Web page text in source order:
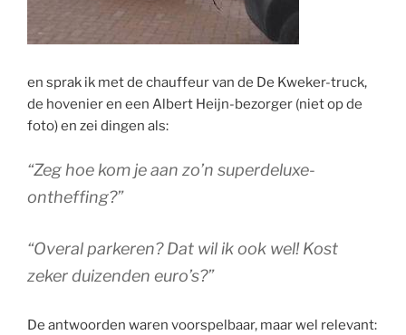
en sprak ik met de chauffeur van de De Kweker-truck,
de hovenier en een Albert Heijn-bezorger (niet op de
foto) en zei dingen als:
“Zeg hoe kom je aan zo’n superdeluxe-
ontheffing?”
“Overal parkeren? Dat wil ik ook wel! Kost
zeker duizenden euro’s?”
De antwoorden waren voorspelbaar, maar wel relevant: